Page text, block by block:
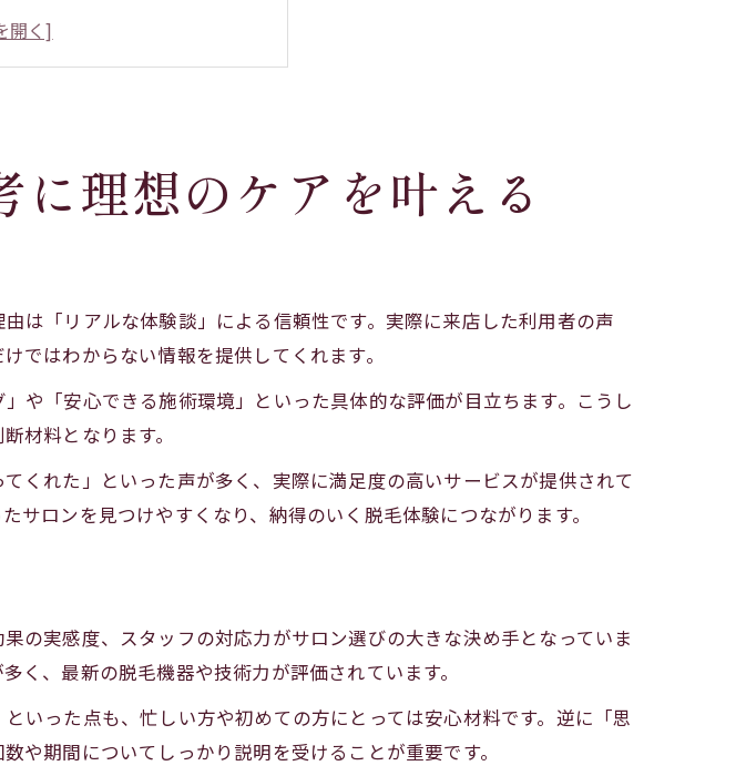
の口コミ傾向とは
自信を持つ方法
町サロンの特徴とは
術の満足度ポイント
に知りたい注意点
ンの安心感と実力
の安心感とは
の見極め方を解説
ロンの共通点
ン選びのチェックポイント
施術が支持される理由
田町で支持される背景
ない脱毛サロンの特徴
じた脱毛体験談紹介
心感が高まる理由
理想のケアを叶える
は「リアルな体験談」による信頼性です。実際に来店した利用者の声
ではわからない情報を提供してくれます。
や「安心できる施術環境」といった具体的な評価が目立ちます。こうし
材料となります。
くれた」といった声が多く、実際に満足度の高いサービスが提供されて
ロンを見つけやすくなり、納得のいく脱毛体験につながります。
の実感度、スタッフの対応力がサロン選びの大きな決め手となっていま
く、最新の脱毛機器や技術力が評価されています。
いった点も、忙しい方や初めての方にとっては安心材料です。逆に「思
や期間についてしっかり説明を受けることが重要です。